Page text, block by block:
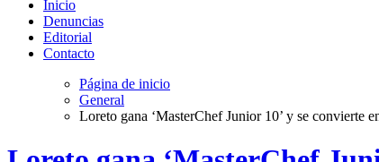
Inicio
Denuncias
Editorial
Contacto
Página de inicio
General
Loreto gana ‘MasterChef Junior 10’ y se convierte